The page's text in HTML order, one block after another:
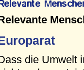
die Umwelt